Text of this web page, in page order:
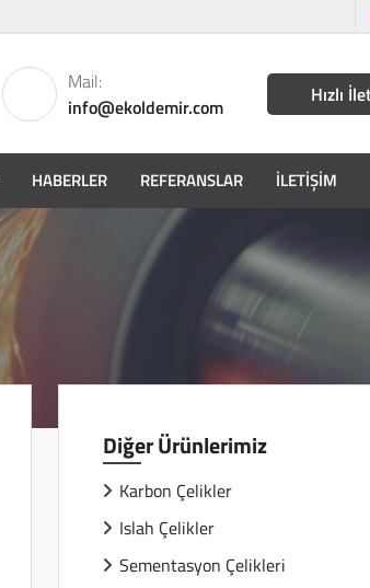
Mail:
info@ekoldemir.com
Hızlı
HABERLER REFERANSLAR İLETIŞIM
Diğer Ürünlerimiz
Karbon Çelikler
Islah Çelikler
Sementasyon Çelikleri